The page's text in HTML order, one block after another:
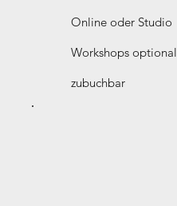
Online oder Studio
Workshops optional
zubuchbar